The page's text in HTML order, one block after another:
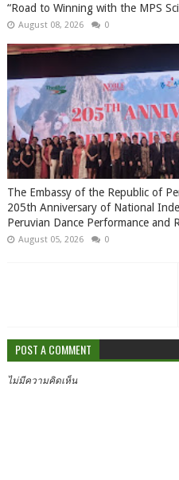
“Road to Winning with the MPS
August 08, 2026 0
The Embassy of the Republic of
205th Anniversary of National
Peruvian Dance Performance and
August 05, 2026 0
POST A COMMENT
ไม่มีความคิดเห็น